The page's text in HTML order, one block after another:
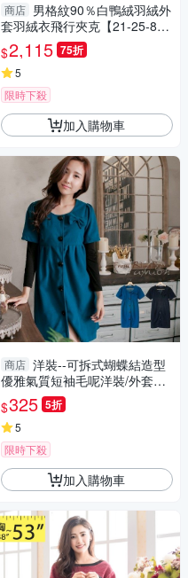
商店 男格紋90％白鴨絨羽絨外
套羽絨衣飛行夾克【21-25-898
7-24】ibella 艾貝拉
$2,115 75折
5
限時下殺
加入購物車
商店 洋裝--可拆式蝴蝶結造型
優雅氣質短袖毛呢洋裝/外套
(黑.藍2L-5L)-A199眼圈熊中大
尺碼
$325 5折
5
限時下殺
加入購物車